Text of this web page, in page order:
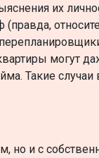
их
(правда,
могут
Такие
но и с